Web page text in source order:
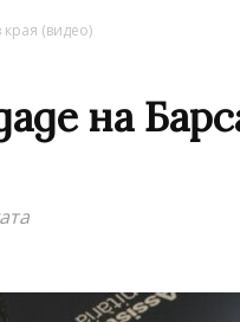
(видео)
на